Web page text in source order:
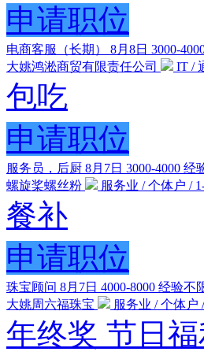
申请职位
电商客服（长期） 8月8日 3000-
大姚鸿淞商贸有限责任公司
IT /
包吃
申请职位
服务员，后厨 8月7日 3000-4000 经
螺旋桨螺丝粉
服务业 / 个体户 /
餐补
申请职位
珠宝顾问 8月7日 4000-8000 经验不
大姚周六福珠宝
服务业 / 个体户
年终奖 节日福